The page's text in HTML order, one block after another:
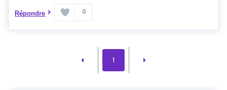
Répondre 0
1